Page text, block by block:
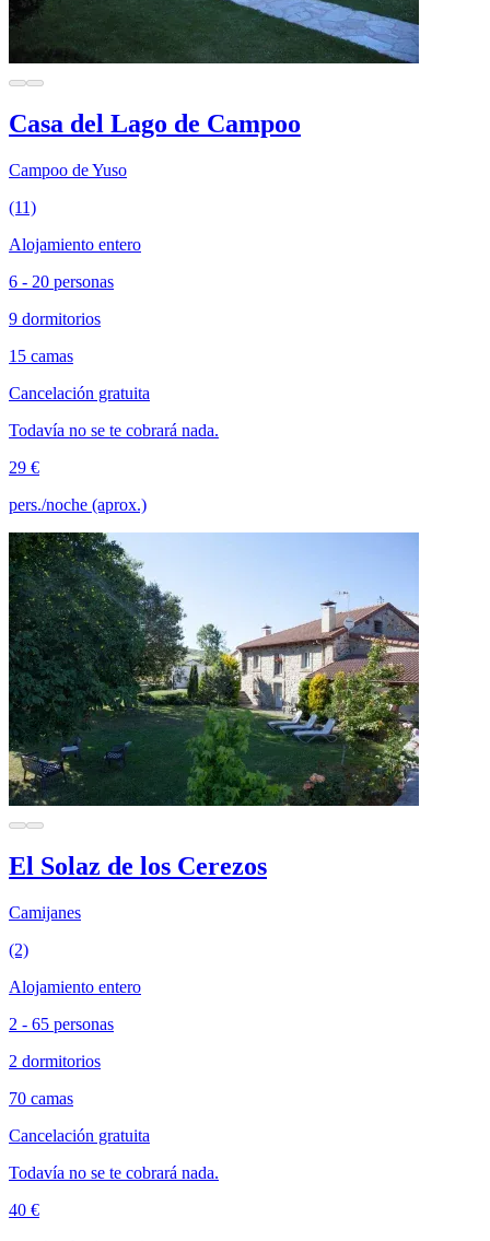
Casa del Lago de Campoo
Campoo de Yuso
(11)
Alojamiento entero
6 - 20 personas
9 dormitorios
15 camas
Cancelación gratuita
Todavía no se te cobrará nada.
29 €
pers./noche (aprox.)
El Solaz de los Cerezos
Camijanes
(2)
Alojamiento entero
2 - 65 personas
2 dormitorios
70 camas
Cancelación gratuita
Todavía no se te cobrará nada.
40 €